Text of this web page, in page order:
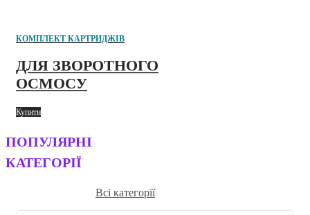
КОМПЛЕКТ КАРТРИДЖІВ
ДЛЯ ЗВОРОТНОГО
ОСМОСУ
Купити
ПОПУЛЯРНІ
КАТЕГОРІЇ
Всі категорії